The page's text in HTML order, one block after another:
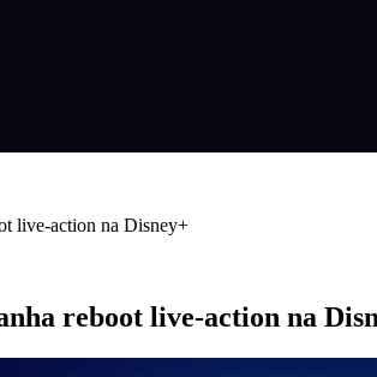
live-action na Disney+
reboot live-action na